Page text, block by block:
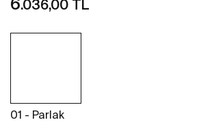
6.036,00 TL
01 - Parlak